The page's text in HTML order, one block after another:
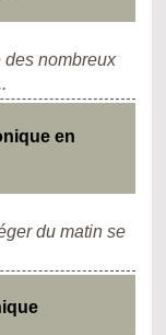
des nombreux
en
du matin se